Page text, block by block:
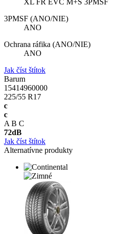
XL FR EVC M+S 3PMSF
3PMSF (ANO/NIE)
ANO
Ochrana ráfika (ANO/NIE)
ANO
Jak číst štítok
Barum
15414960000
225/55 R17
c
c
A B C
72dB
Jak číst štítok
Alternatívne produkty